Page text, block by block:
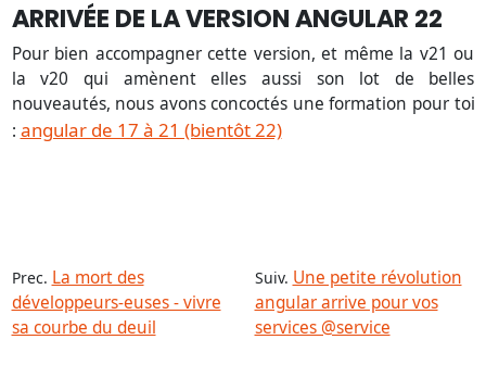
ARRIVÉE DE LA VERSION ANGULAR 22
Pour bien accompagner cette version, et même la v21 ou
la v20 qui amènent elles aussi son lot de belles
nouveautés, nous avons concoctés une formation pour toi
: angular de 17 à 21 (bientôt 22)
Prec. La mort des
développeurs-euses - vivre
sa courbe du deuil
Suiv. Une petite révolution
angular arrive pour vos
services @service